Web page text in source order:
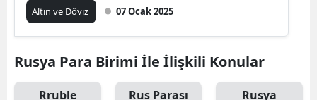
Altın ve Döviz 07 Ocak 2025
Rusya Para Birimi İle İlişkili Konular
Rruble
Rus Parası
Rusya